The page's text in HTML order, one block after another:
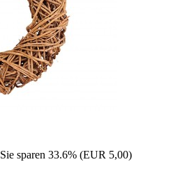
Sie sparen 33.6% (EUR 5,00)